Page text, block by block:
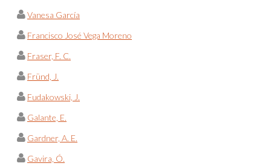
Vanesa García
Francisco José Vega Moreno
Fraser, F. C.
Fründ, J.
Fudakowski, J.
Galante, E.
Gardner, A. E.
Gavira, Ó.